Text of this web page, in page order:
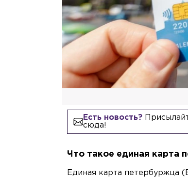
Есть новость?
сюда!
Что такое единая карта
Единая карта петербуржца